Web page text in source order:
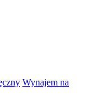
Wynajem na